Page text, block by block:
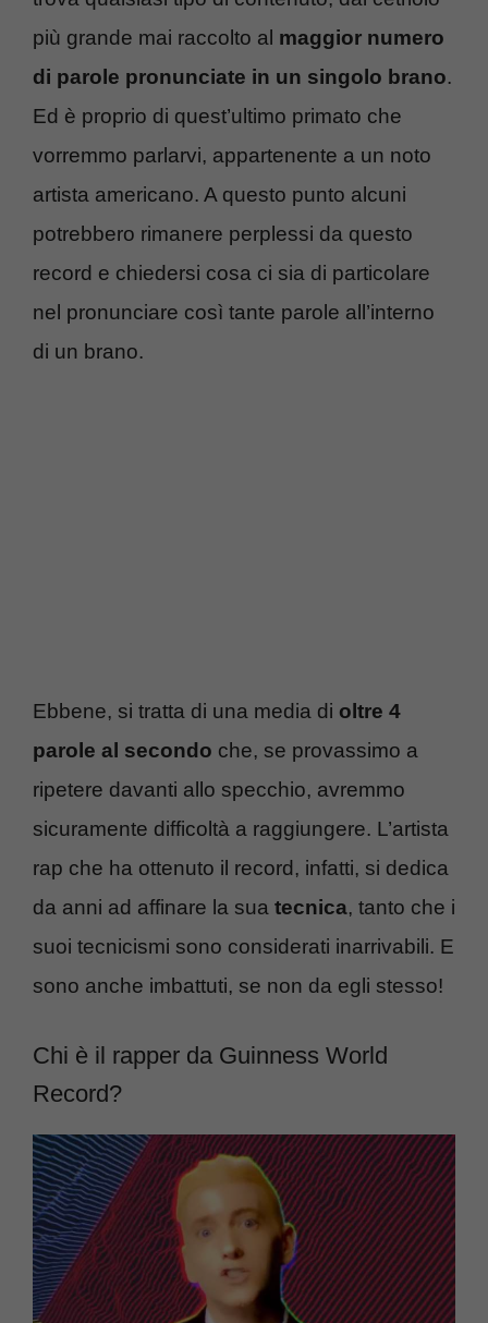
più grande mai raccolto al maggior numero
di parole pronunciate in un singolo brano.
Ed è proprio di quest’ultimo primato che
vorremmo parlarvi, appartenente a un noto
artista americano. A questo punto alcuni
potrebbero rimanere perplessi da questo
record e chiedersi cosa ci sia di particolare
nel pronunciare così tante parole all’interno
di un brano.
Ebbene, si tratta di una media di oltre 4
parole al secondo che, se provassimo a
ripetere davanti allo specchio, avremmo
sicuramente difficoltà a raggiungere. L’artista
rap che ha ottenuto il record, infatti, si dedica
da anni ad affinare la sua tecnica, tanto che i
suoi tecnicismi sono considerati inarrivabili. E
sono anche imbattuti, se non da egli stesso!
Chi è il rapper da Guinness World
Record?